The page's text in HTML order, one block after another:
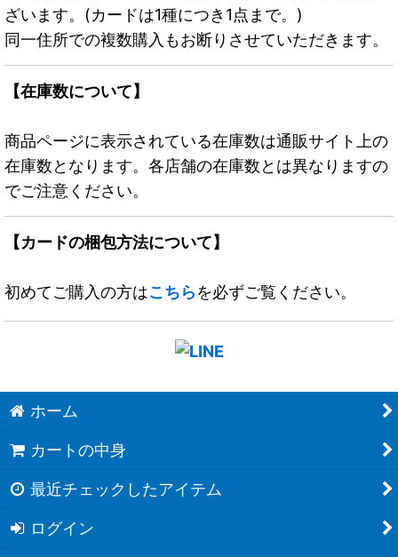
ざいます。(カードは1種につき1点まで。)
同一住所での複数購入もお断りさせていただきます。
【在庫数について】
商品ページに表示されている在庫数は通販サイト上の
在庫数となります。各店舗の在庫数とは異なりますの
でご注意ください。
【カードの梱包方法について】
初めてご購入の方はこちらを必ずご覧ください。
ホーム
カートの中身
最近チェックしたアイテム
ログイン